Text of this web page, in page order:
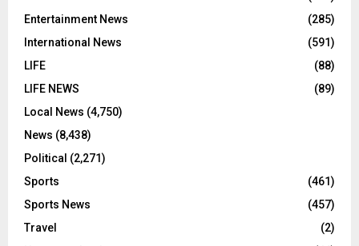
Entertainment News
(285)
International News
(591)
LIFE
(88)
LIFE NEWS
(89)
Local News (4,750)
News (8,438)
Political (2,271)
Sports
(461)
Sports News
(457)
Travel
(2)